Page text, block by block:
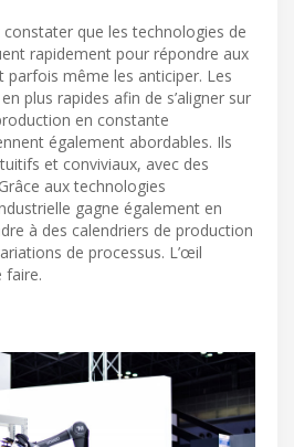
que les technologies de
rapidement pour répondre aux
parfois même les anticiper. Les
plus rapides afin de s’aligner sur
en constante
également abordables. Ils
et conviviaux, avec des
aux technologies
gagne également en
à des calendriers de production
de processus. L’œil
faire.